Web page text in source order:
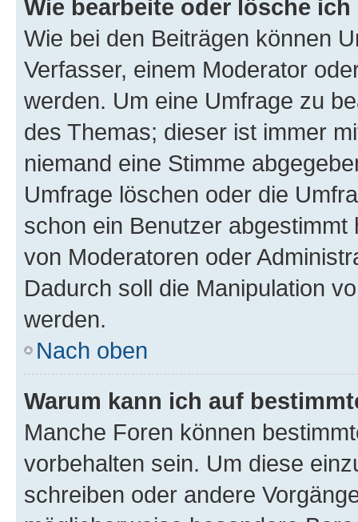
Wie bearbeite oder lösche
Wie bei den Beiträgen können
Verfasser, einem Moderator
werden. Um eine Umfrage zu
des Themas; dieser ist immer
niemand eine Stimme
Umfrage löschen oder die
schon ein Benutzer
von Moderatoren oder
Dadurch soll die Manipulation
werden.
Nach oben
Warum kann ich auf
Manche Foren können
vorbehalten sein. Um diese
schreiben oder andere